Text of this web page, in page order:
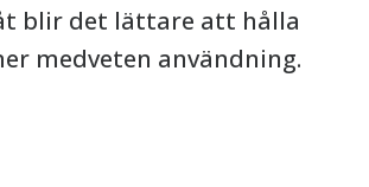
blir det lättare att hålla
medveten användning.